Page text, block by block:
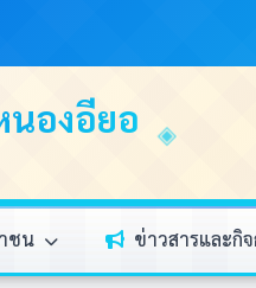
นองอียอ
ชน ข่าวสารและกิ